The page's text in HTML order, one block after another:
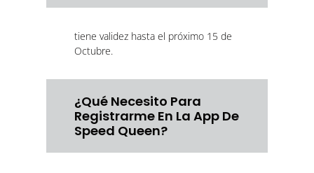
tiene validez hasta el próximo 15 de
Octubre.
¿Qué Necesito Para
Registrarme En La App De
Speed Queen?